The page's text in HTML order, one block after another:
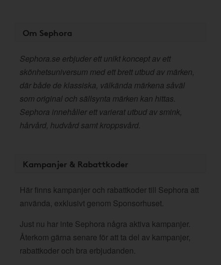
Om Sephora
Sephora.se erbjuder ett unikt koncept av ett
skönhetsuniversum med ett brett utbud av märken,
där både de klassiska, välkända märkena såväl
som original och sällsynta märken kan hittas.
Sephora innehåller ett varierat utbud av smink,
hårvård, hudvård samt kroppsvård.
Kampanjer & Rabattkoder
Här finns kampanjer och rabattkoder till Sephora att
använda, exklusivt genom Sponsorhuset.
Just nu har inte Sephora några aktiva kampanjer.
Återkom gärna senare för att ta del av kampanjer,
rabattkoder och bra erbjudanden.